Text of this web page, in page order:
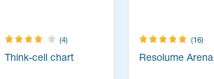
(4)
Think-cell chart
(16)
Resolume Arena